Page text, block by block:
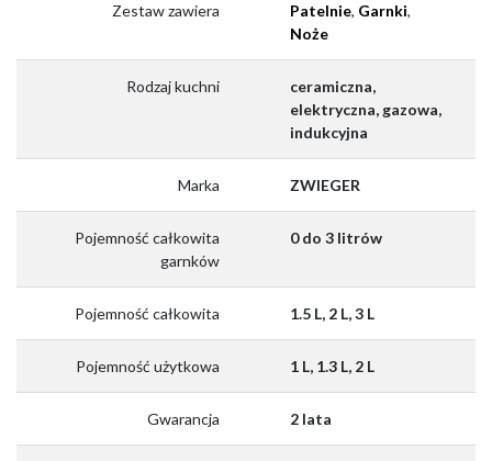
Zestaw zawiera Patelnie, Garnki,
Noże
Rodzaj kuchni
ceramiczna,
elektryczna, gazowa,
indukcyjna
Marka ZWIEGER
Pojemność całkowita
garnków
0 do 3 litrów
Pojemność całkowita 1.5 L, 2 L, 3 L
Pojemność użytkowa 1 L, 1.3 L, 2 L
Gwarancja 2 lata